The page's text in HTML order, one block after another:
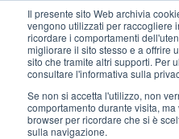
Il presente sito Web archivia
vengono utilizzati per raccogliere
ricordare i comportamenti
migliorare il sito stesso e a offrire
sito che tramite altri supporti. Per
consultare l'informativa sulla
Se non si accetta l'utilizzo, non
comportamento durante visita,
browser per ricordare che si è
sulla navigazione.
gastronomia e del menù
nello spazio